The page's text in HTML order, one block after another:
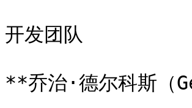
开发团队
**乔治·德尔科斯（